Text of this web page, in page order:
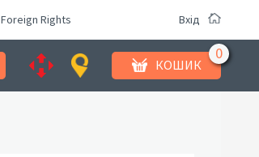
Foreign Rights Вхід
КОШИК